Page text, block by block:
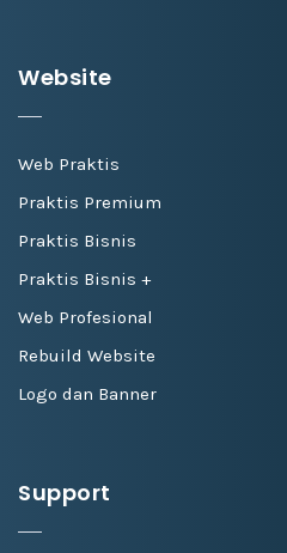
Website
Web Praktis
Praktis Premium
Praktis Bisnis
Praktis Bisnis +
Web Profesional
Rebuild Website
Logo dan Banner
Support